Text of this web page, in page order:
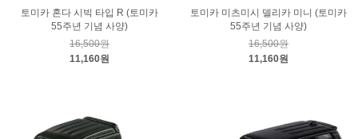
토미카 혼다 시빅 타입 R (토미카
55주년 기념 사양)
16,500원
11,160원
토미카 미츠미시 델리카 미니 (토미카
55주년 기념 사양)
16,500원
11,160원